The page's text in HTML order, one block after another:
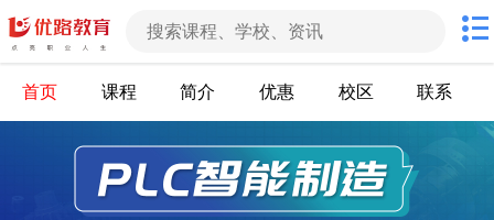
首页 课程 简介 优惠 校区 联系